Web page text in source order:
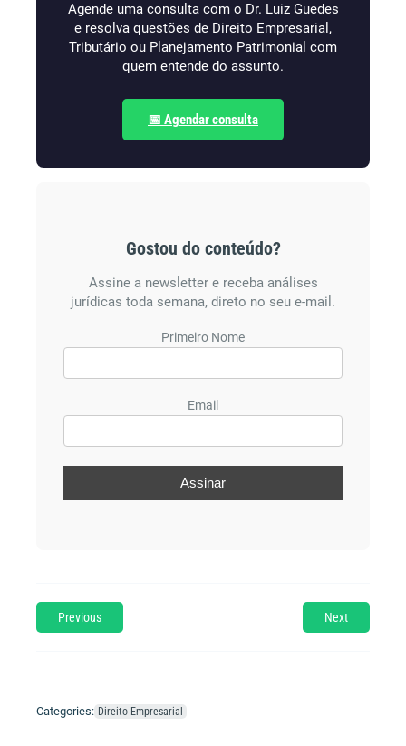
Agende uma consulta com o Dr. Luiz Guedes
e resolva questões de Direito Empresarial,
Tributário ou Planejamento Patrimonial com
quem entende do assunto.
📅 Agendar consulta
Gostou do conteúdo?
Assine a newsletter e receba análises
jurídicas toda semana, direto no seu e-mail.
Primeiro Nome
Email
Previous Next
Categories: Direito Empresarial